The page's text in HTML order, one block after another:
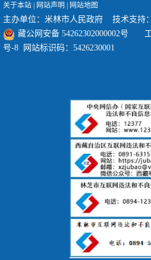
关于本站 | 网站声明 | 网站地图
主办单位：米林市人民政府 技术支持
藏公网安备 54262302000002号
号-8 网站标识码：5426230001